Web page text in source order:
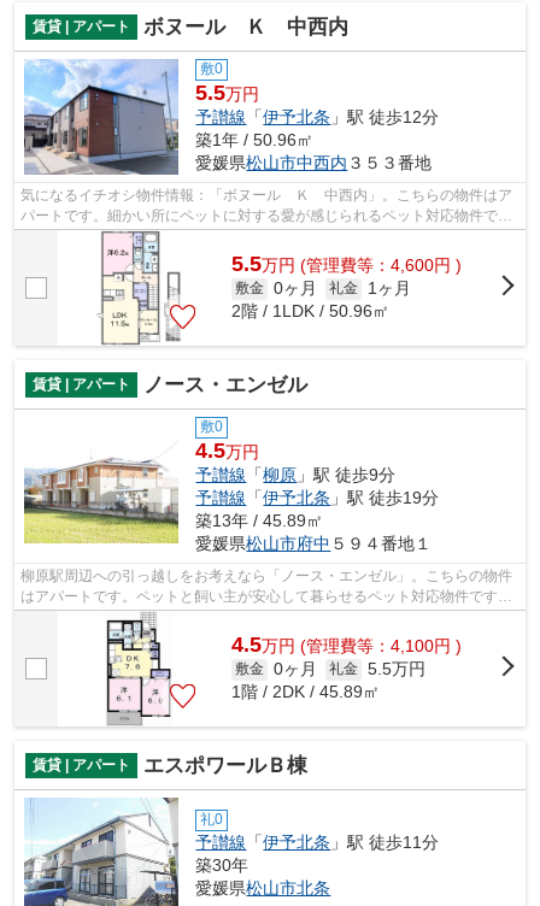
賃貸 | アパート ボヌール Ｋ 中西内
敷0
5.5万円
予讃線 「伊予北条 」駅 徒歩12分
築1年 / 50.96㎡
愛媛県松山市中西内 ３５３番地
気になるイチオシ物件情報：「ボヌール Ｋ 中西内」。こちらの物件はア
パートです。細かい所にペットに対する愛が感じられるペット対応物件で
す。松山市での住まい探しは、地域に特...
5.5万円 (管理費等：4,600円 )
敷金 0ヶ月 礼金
1ヶ月
2階 / 1LDK / 50.96㎡
賃貸 | アパート ノース・エンゼル
敷0
4.5万円
予讃線 「柳原 」駅 徒歩9分
予讃線 「伊予北条 」駅 徒歩19分
築13年 / 45.89㎡
愛媛県松山市府中 ５９４番地１
柳原駅周辺への引っ越しをお考えなら「ノース・エンゼル」。こちらの物件
はアパートです。ペットと飼い主が安心して暮らせるペット対応物件です。
当社が勧める物件で、快適に暮らしま...
4.5万円 (管理費等：4,100円 )
敷金 0ヶ月 礼金 5.5万円
1階 / 2DK / 45.89㎡
賃貸 | アパート エスポワールＢ棟
礼0
予讃線 「伊予北条 」駅 徒歩11分
築30年
愛媛県松山市北条